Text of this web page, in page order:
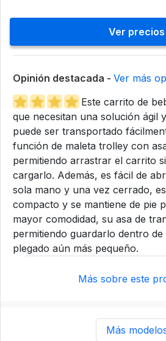
Ver precios
Opinión destacada - Ver más
Este carrito de
que necesitan una solución ágil
puede ser transportado
función de maleta trolley con
permitiendo arrastrar el carrito
cargarlo. Además, es fácil de
sola mano y una vez cerrado,
compacto y se mantiene de pie
mayor comodidad, su asa de
permitiendo guardarlo dentro
plegado aún más pequeño.
Más sobre este
Más